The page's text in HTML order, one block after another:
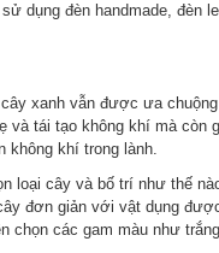
dụng đèn handmade,
xanh vẫn được ưa
và tái tạo không khí mà còn
không khí trong lành.
loại cây và bố trí như thế
đơn giản với vật dụng
chọn các gam màu như